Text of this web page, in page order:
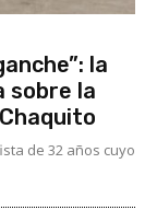
la
sobre la
de 32 años cuyo